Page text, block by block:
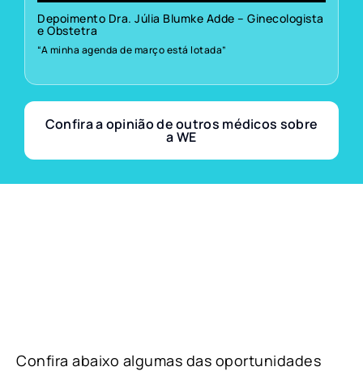
Depoimento Dra. Júlia Blumke Adde – Ginecologista
e Obstetra
“A minha agenda de março está lotada”
Confira a opinião de outros médicos sobre
a WE
Confira abaixo algumas das oportunidades